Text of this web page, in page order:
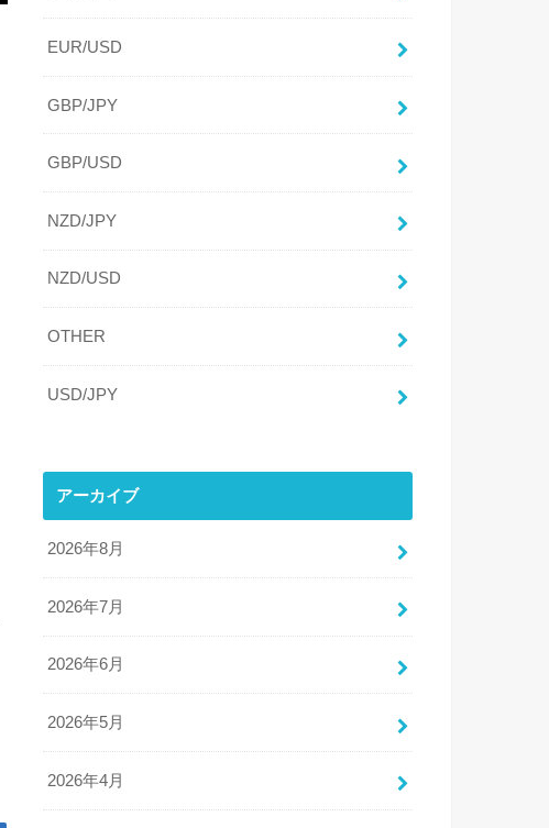
EUR/USD
GBP/JPY
GBP/USD
NZD/JPY
NZD/USD
OTHER
USD/JPY
アーカイブ
2026年8月
2026年7月
2026年6月
2026年5月
2026年4月